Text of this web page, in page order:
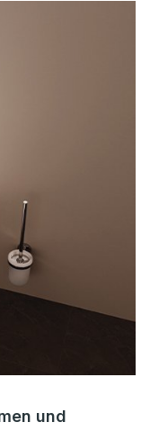
und